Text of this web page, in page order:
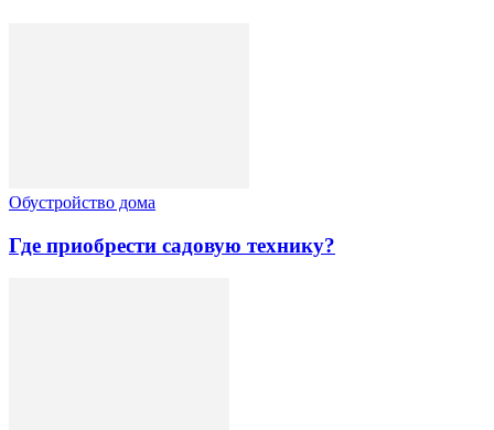
Обустройство дома
Где приобрести садовую технику?